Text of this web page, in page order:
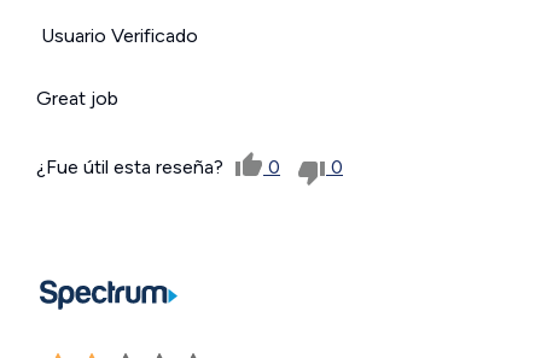
Usuario Verificado
Great job
¿Fue útil esta reseña? 0 0